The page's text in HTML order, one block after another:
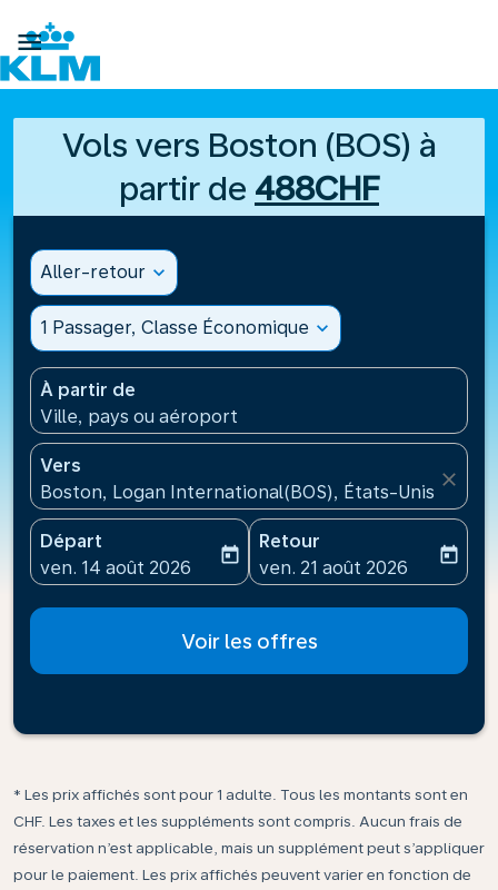

Vols vers Boston (BOS) à
partir de 488CHF
Aller-retour expand_more
1 Passager, Classe Économique expand_more
À partir de
Ville, pays ou aéroport
Vers
Boston, Logan International(BOS), États-Unis
close
Départ
fc-booking-departure-date-aria-label
ven. 14 août 2026
today
Retour
fc-booking-return-date-
ven. 21 août 2026
today
Voir les offres
* Les prix affichés sont pour 1 adulte. Tous les montants sont en
CHF. Les taxes et les suppléments sont compris. Aucun frais de
réservation n’est applicable, mais un supplément peut s’appliquer
pour le paiement. Les prix affichés peuvent varier en fonction de